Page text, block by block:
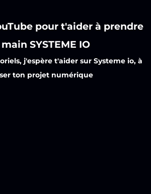
pour t'aider à prendre
SYSTEME IO
j'espère t'aider sur Systeme io, à
ton projet numérique